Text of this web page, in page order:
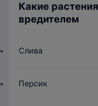
Какие
вредителем
Слива
Персик